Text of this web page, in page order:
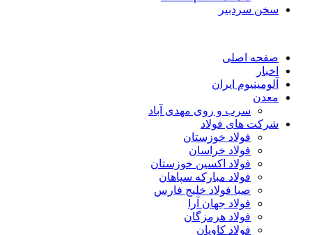
سخن سردبیر
صفحه اصلی
اخبار
آلومینیوم ایران
معدن
سرب و روی مهدی آباد
شرکت های فولاد
فولاد خوزستان
فولاد خراسان
فولاد اکسین خوزستان
فولاد مبارکه سپاهان
صبا فولاد خلیج فارس
فولاد جهان آرا
فولاد هرمزگان
فولاد کاویان